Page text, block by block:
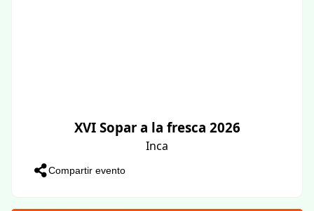
XVI Sopar a la fresca 2026
Inca
Compartir evento